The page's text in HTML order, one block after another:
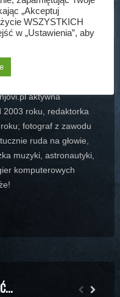
aktywna
2003 roku, redaktorka
fotograf z zawodu
ruda na głowie,
muzyki, astronautyki,
komputerowych
„Akceptuj
WSZYSTKICH
w „Ustawienia”, aby